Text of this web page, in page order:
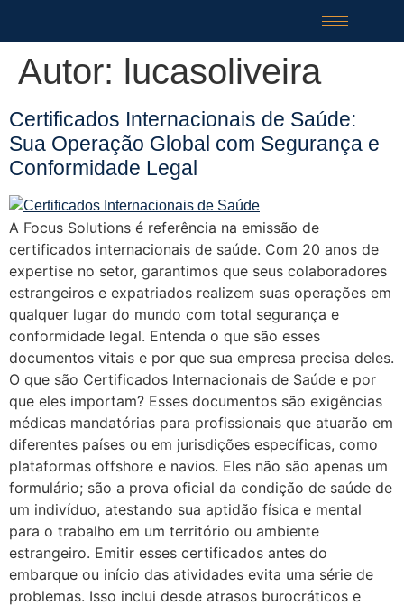
Autor: lucasoliveira
Certificados Internacionais de Saúde:
Sua Operação Global com Segurança e
Conformidade Legal
A Focus Solutions é referência na emissão de
certificados internacionais de saúde. Com 20 anos de
expertise no setor, garantimos que seus colaboradores
estrangeiros e expatriados realizem suas operações em
qualquer lugar do mundo com total segurança e
conformidade legal. Entenda o que são esses
documentos vitais e por que sua empresa precisa deles.
O que são Certificados Internacionais de Saúde e por
que eles importam? Esses documentos são exigências
médicas mandatórias para profissionais que atuarão em
diferentes países ou em jurisdições específicas, como
plataformas offshore e navios. Eles não são apenas um
formulário; são a prova oficial da condição de saúde de
um indivíduo, atestando sua aptidão física e mental
para o trabalho em um território ou ambiente
estrangeiro. Emitir esses certificados antes do
embarque ou início das atividades evita uma série de
problemas. Isso inclui desde atrasos burocráticos e